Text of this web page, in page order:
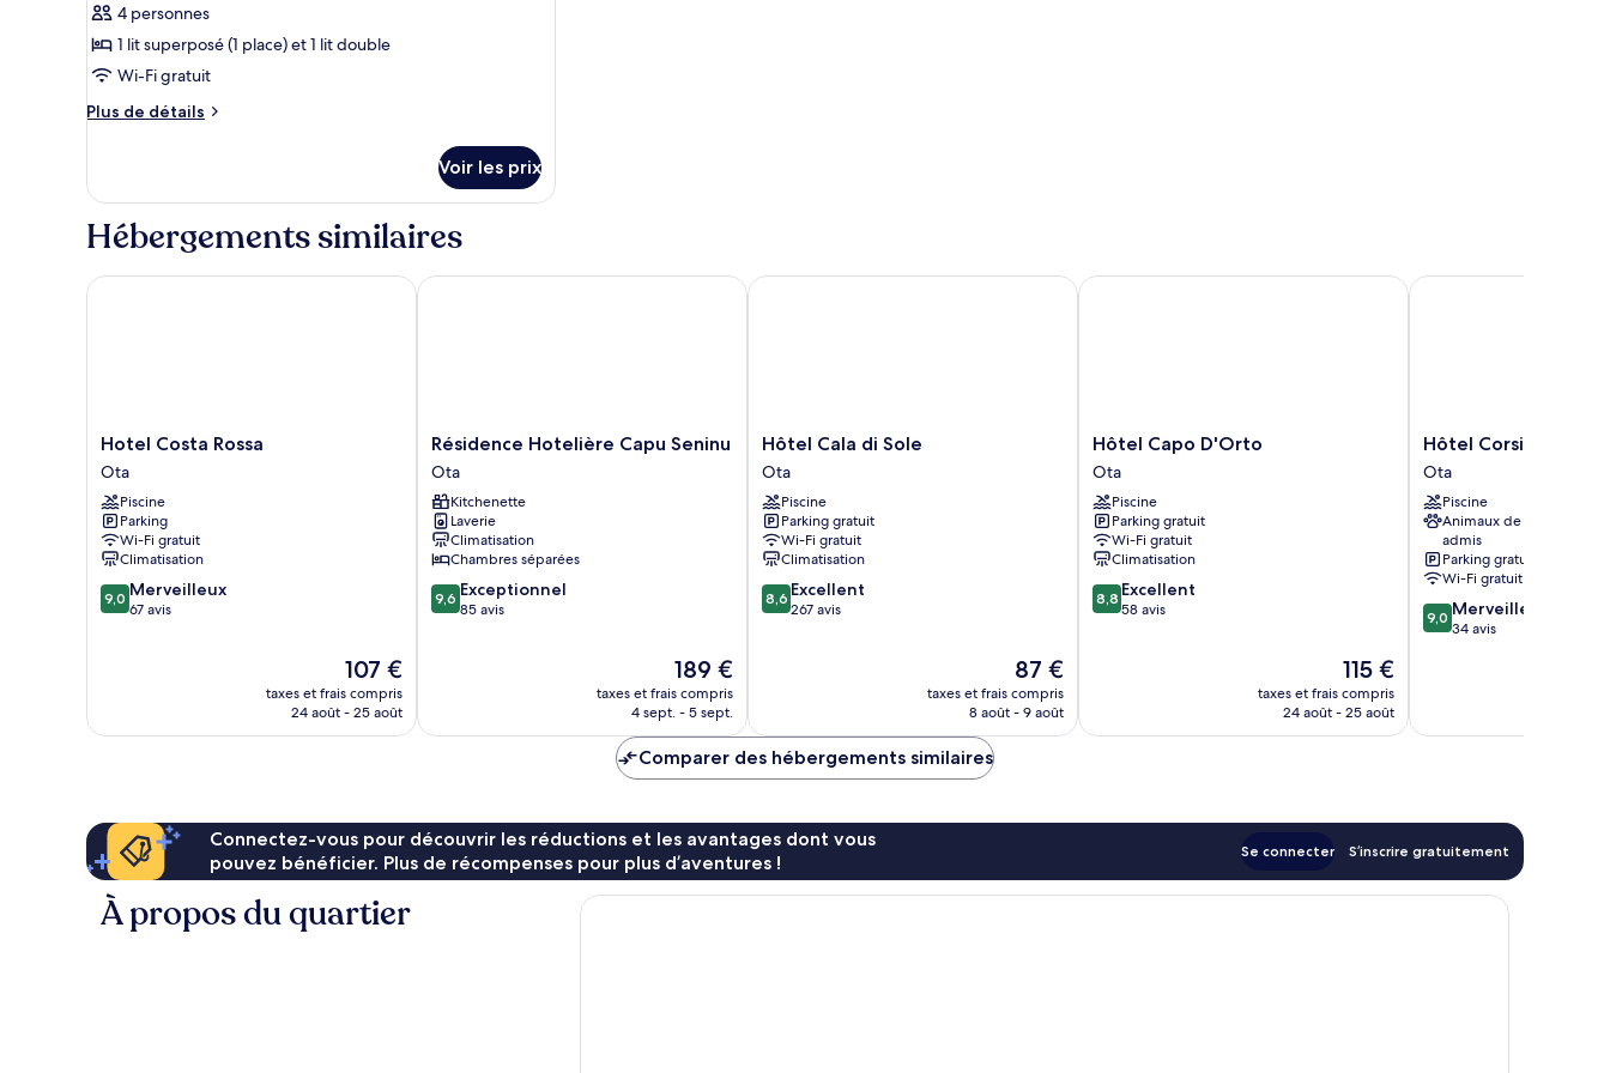
4 personnes
1 lit superposé (1 place) et 1 lit double
Wi-Fi gratuit
Plus de détails
Plus
le
type
de
Chalet,
Voir les prix
Hébergements similaires
Hotel
Costa
Rossa
Ota
Hotel Costa Rossa
Ota
Piscine
Parking
Wi-Fi gratuit
Climatisation
9.0
sur
9,0 Merveilleux
67 avis
Le
nouveau
prix
107 €
taxes et frais compris
24 août - 25 août
Hotel Costa Rossa
Résidence
Hotelière
Capu
Seninu
Ota
Résidence Hotelière Capu Seninu
Ota
Kitchenette
Laverie
Climatisation
Chambres séparées
9.6
sur
9,6 Exceptionnel
85 avis
Le
nouveau
prix
de
189 €
189 €
taxes et frais compris
4 sept. - 5 sept.
Résidence Hotelière Capu Seninu
Hôtel
Cala
di
Sole
Ota
Hôtel Cala di Sole
Ota
Piscine
Parking gratuit
Wi-Fi gratuit
Climatisation
8.6
sur
8,6 Excellent
267 avis
Le
nouveau
prix
87 €
taxes et frais compris
8 août - 9 août
Hôtel Cala di Sole
Hôtel
Capo
D'Orto
Ota
Hôtel Capo D'Orto
Ota
Piscine
Parking gratuit
Wi-Fi gratuit
Climatisation
8.8
sur
8,8 Excellent
58 avis
Le
nouveau
prix
115 €
taxes et frais compris
24 août - 25 août
Hôtel Capo D'Orto
Hôtel
Corsica
Ota
Hôtel Corsica
Ota
Piscine
Animaux de compagnie
admis
Parking gratuit
Wi-Fi gratuit
9.0
sur
9,0 Merveilleux
34 avis
Hôtel Corsica
Comparer des hébergements similaires
Connectez-vous pour découvrir les réductions et les avantages dont vous
pouvez bénéficier. Plus de récompenses pour plus d’aventures !
Se connecter S’inscrire gratuitement
À propos du quartier